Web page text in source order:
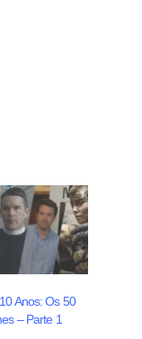
Anos: Os 50
– Parte 1